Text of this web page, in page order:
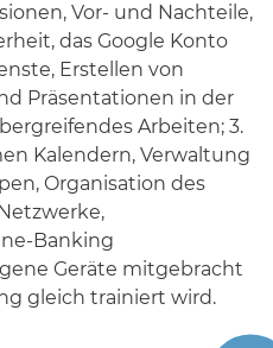
Vor- und Nachteile,
das Google Konto
Erstellen von
Präsentationen in der
Arbeiten; 3.
Kalendern, Verwaltung
Organisation des
Banking
Geräte mitgebracht
gleich trainiert wird.